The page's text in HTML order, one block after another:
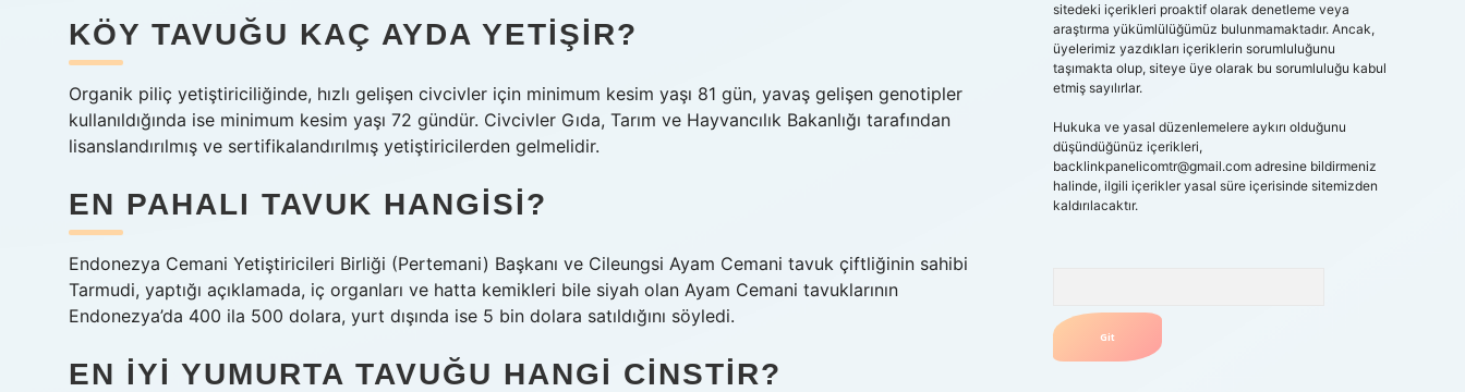
KÖY TAVUĞU KAÇ AYDA YETIŞIR?
Organik piliç yetiştiriciliğinde, hızlı gelişen civcivler için minimum kesim yaşı 81 gün, yavaş gelişen genotipler
kullanıldığında ise minimum kesim yaşı 72 gündür. Civcivler Gıda, Tarım ve Hayvancılık Bakanlığı tarafından
lisanslandırılmış ve sertifikalandırılmış yetiştiricilerden gelmelidir.
EN PAHALI TAVUK HANGISI?
Endonezya Cemani Yetiştiricileri Birliği (Pertemani) Başkanı ve Cileungsi Ayam Cemani tavuk çiftliğinin sahibi
Tarmudi, yaptığı açıklamada, iç organları ve hatta kemikleri bile siyah olan Ayam Cemani tavuklarının
Endonezya’da 400 ila 500 dolara, yurt dışında ise 5 bin dolara satıldığını söyledi.
EN IYI YUMURTA TAVUĞU HANGI CINSTIR?
sitedeki içerikleri proaktif olarak denetleme veya
araştırma yükümlülüğümüz bulunmamaktadır. Ancak,
üyelerimiz yazdıkları içeriklerin sorumluluğunu
taşımakta olup, siteye üye olarak bu sorumluluğu kabul
etmiş sayılırlar.
Hukuka ve yasal düzenlemelere aykırı olduğunu
düşündüğünüz içerikleri,
backlinkpanelicomtr@gmail.comadresine bildirmeniz
halinde, ilgili içerikler yasal süre içerisinde sitemizden
kaldırılacaktır.